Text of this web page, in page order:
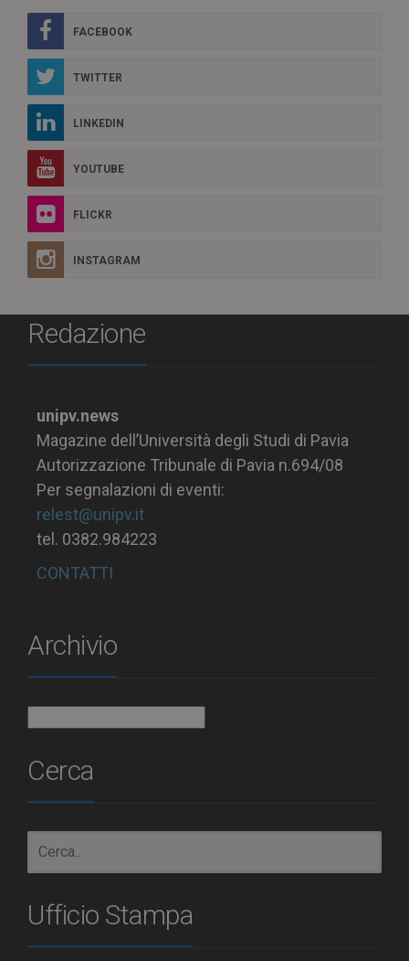
FACEBOOK
TWITTER
LINKEDIN
YOUTUBE
FLICKR
INSTAGRAM
Redazione
unipv.news
Magazine dell’Università degli Studi di Pavia
Autorizzazione Tribunale di Pavia n.694/08
Per segnalazioni di eventi:
relest@unipv.it
tel. 0382.984223
CONTATTI
Archivio
Cerca
Ufficio Stampa